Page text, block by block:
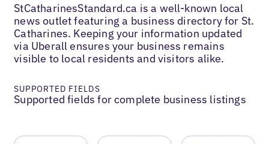
StCatharinesStandard.ca is a well-known local
news outlet featuring a business directory for St.
Catharines. Keeping your information updated
via Uberall ensures your business remains
visible to local residents and visitors alike.
SUPPORTED FIELDS
Supported fields for complete business listings